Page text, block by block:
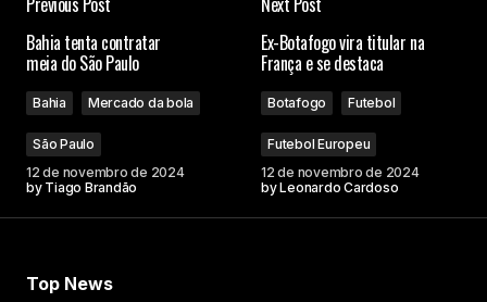
Campos obrigatórios são marcados com *
Comment*
Bahia tenta contratar
meia do São Paulo
Bahia Mercado da bola
São Paulo
12 de novembro de 2024
by Tiago Brandão
Ex-Botafogo vira titular na
França e se destaca
Botafogo Futebol
Futebol Europeu
12 de novembro de 2024
byLeonardo Cardoso
Top News